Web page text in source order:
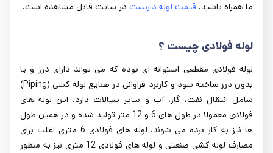
ما همراه باشید. قیمت لوله داربست در سایت قابل مشاهده است.
لوله فولادی چیست ؟
لوله فولادی مقطعی استوانه ای بوده که می تواند دارای درز و یا
بدون درز ساخته شود و کاربرد فراوانی در صنایع لوله کشی (Piping)
شامل انتقال نفت، گاز، آب و سایر سیالات دارد. این لوله های
فولادی معمولا در طول های 6 و 12 متر تولید شده و در همین طول
ها نیز به کار برده می شوند. لوله های فولادی 6 متری اغلب برای
مصارف لوله کشی صنعتی و لوله های فولادی 12 متری نیز به منظور